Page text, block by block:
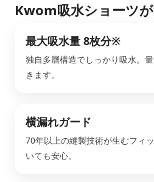
Kwom吸水ショーツ
最大吸水量 8枚分※
独自多層構造でしっかり吸水。
きます。
横漏れガード
70年以上の縫製技術が生むフィ
いても安心。